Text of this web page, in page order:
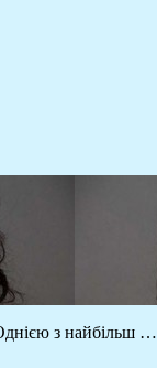
з найбільш …